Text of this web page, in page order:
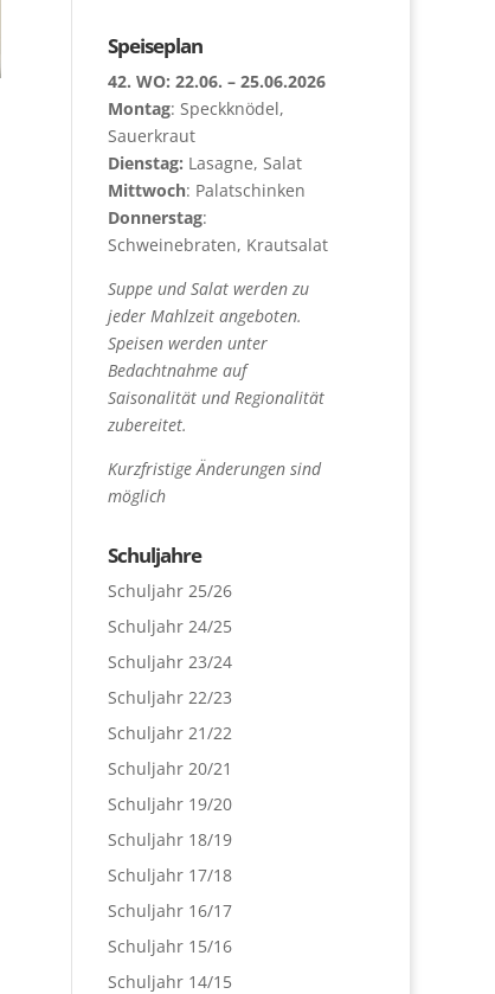
Speiseplan
42. WO: 22.06. – 25.06.2026
Montag: Speckknödel,
Sauerkraut
Dienstag: Lasagne, Salat
Mittwoch: Palatschinken
Donnerstag:
Schweinebraten, Krautsalat
Suppe und Salat werden zu
jeder Mahlzeit angeboten.
Speisen werden unter
Bedachtnahme auf
Saisonalität und Regionalität
zubereitet.
Kurzfristige Änderungen sind
möglich
Schuljahre
Schuljahr 25/26
Schuljahr 24/25
Schuljahr 23/24
Schuljahr 22/23
Schuljahr 21/22
Schuljahr 20/21
Schuljahr 19/20
Schuljahr 18/19
Schuljahr 17/18
Schuljahr 16/17
Schuljahr 15/16
Schuljahr 14/15